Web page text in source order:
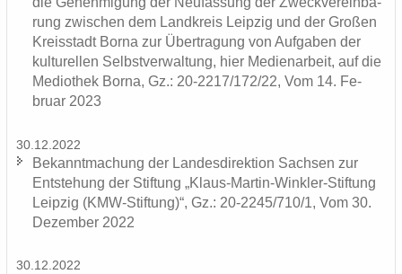
rung zwi­schen dem Land­kreis Leip­zig und der Gro­ßen
Kreis­stadt Borna zur Über­tra­gung von Auf­ga­ben der
kul­tu­rel­len Selbst­ver­wal­tung, hier Me­di­en­ar­beit, auf die
Me­dio­thek Borna, Gz.: 20-2217/172/22, Vom 14. Fe­
bru­ar 2023
30.12.2022
Be­kannt­ma­chung der Lan­des­di­rek­ti­on Sach­sen zur
Ent­ste­hung der Stif­tung „Klaus-​Martin-Winkler-Stiftung
Leip­zig (KMW-​Stiftung)“, Gz.: 20-2245/710/1, Vom 30.
De­zem­ber 2022
30.12.2022